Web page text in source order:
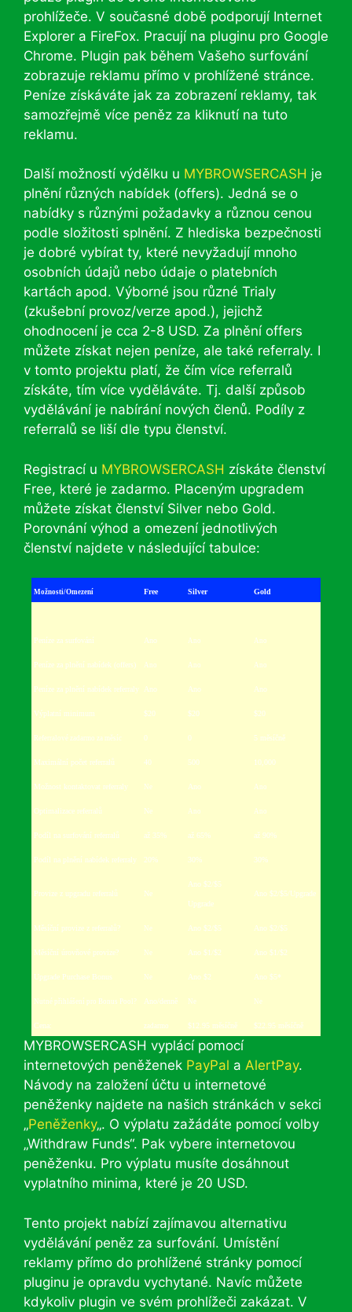
prohlížeče. V současné době podporují Internet
Explorer a FireFox. Pracují na pluginu pro Google
Chrome. Plugin pak během Vašeho surfování
zobrazuje reklamu přímo v prohlížené stránce.
Peníze získáváte jak za zobrazení reklamy, tak
samozřejmě více peněz za kliknutí na tuto
reklamu.
Další možností výdělku u MYBROWSERCASH je
plnění různých nabídek (offers). Jedná se o
nabídky s různými požadavky a různou cenou
podle složitosti splnění. Z hlediska bezpečnosti
je dobré vybírat ty, které nevyžadují mnoho
osobních údajů nebo údaje o platebních
kartách apod. Výborné jsou různé Trialy
(zkušební provoz/verze apod.), jejichž
ohodnocení je cca 2-8 USD. Za plnění offers
můžete získat nejen peníze, ale také referraly. I
v tomto projektu platí, že čím více referralů
získáte, tím více vyděláváte. Tj. další způsob
vydělávání je nabírání nových členů. Podíly z
referralů se liší dle typu členství.
Registrací u MYBROWSERCASH získáte členství
Free, které je zadarmo. Placeným upgradem
můžete získat členství Silver nebo Gold.
Porovnání výhod a omezení jednotlivých
členství najdete v následující tabulce:
Možnosti/Omezení Free Silver Gold
Peníze za surfování Ano Ano Ano
Peníze za plnění nabídek (offers) Ano Ano Ano
Peníze za plnění nabídek referraly Ano Ano Ano
Výplatní minimum $20 $20 $20
Referralové zadarmo za měsíc 0 0 5 měsíčně
Maximální počet referralů 40 500 10 ,000
Možnost kontaktovat referraly Ne Ano Ano
Optimalizace referralů Ne Ano Ano
Podíl na surfování referralů až 35% až 65% až 90%
Podíl na plnění nabídek referraly 20% 30% 30%
Provize z upgradu referralů Ne
Ano $2/$5
Upgrade
Ano $2/$5/Upgrade
Měsíční provize z referralů? Ne Ano $2/$5 Ano $2/$5
Měsíční úrovňové provize? Ne Ano $1/$2 Ano $1/$2
Upgrade Purchase Bonus Ne Ano $2 Ano $5*
Nutné přihlášení pro Bonus Pool? Ano/denně Ne Ne
Cena: zadarmo $12.95 měsíčně $22.95 měsíčně
MYBROWSERCASH vyplácí pomocí
internetových peněženek PayPal a AlertPay.
Návody na založení účtu u internetové
peněženky najdete na našich stránkách v sekci
„Peněženky„. O výplatu zažádáte pomocí volby
„Withdraw Funds“. Pak vybere internetovou
peněženku. Pro výplatu musíte dosáhnout
vyplatního minima, které je 20 USD.
Tento projekt nabízí zajímavou alternativu
vydělávání peněz za surfování. Umístění
reklamy přímo do prohlížené stránky pomocí
pluginu je opravdu vychytané. Navíc můžete
kdykoliv plugin ve svém prohlížeči zakázat. V